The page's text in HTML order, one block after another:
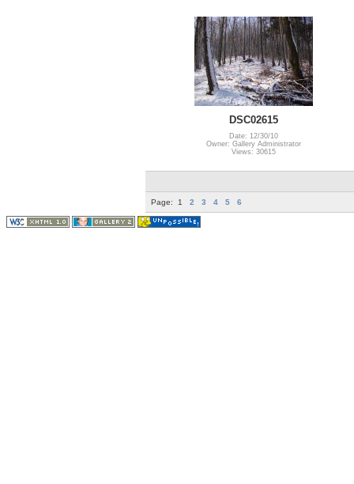
DSC02615
Date: 12/30/10
Owner: Gallery Administrator
Views: 30615
Page: 1 2 3 4 5 6